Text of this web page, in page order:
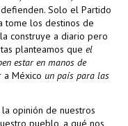
Solo el Partido
tome los destinos de
construye a diario pero
planteamos que el
estar en manos de
a México un país para las
la opinión de nuestros
pueblo, a qué nos